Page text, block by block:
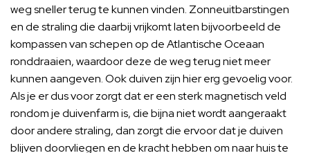
weg sneller terug te kunnen vinden. Zonneuitbarstingen
en de straling die daarbij vrijkomt laten bijvoorbeeld de
kompassen van schepen op de Atlantische Oceaan
ronddraaien, waardoor deze de weg terug niet meer
kunnen aangeven. Ook duiven zijn hier erg gevoelig voor.
Als je er dus voor zorgt dat er een sterk magnetisch veld
rondom je duivenfarm is, die bijna niet wordt aangeraakt
door andere straling, dan zorgt die ervoor dat je duiven
blijven doorvliegen en de kracht hebben om naar huis te